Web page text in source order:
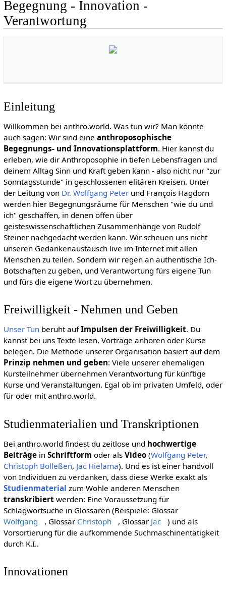
Begegnung - Innovation -
Verantwortung
Einleitung
Willkommen bei anthro.world. Was tun wir? Man könnte
auch sagen: Wir sind eine anthroposophische
Begegnungs- und Innovationsplattform. Hier kannst du
erleben, wie dir Anthroposophie in tiefen Lebensfragen und
deinem Alltag Sinn und Kraft geben kann - also nicht nur "zur
Sonntagsstunde" in geschlossenen elitären Kreisen. Unter
der Leitung von Dr. Wolfgang Peterund François Hagdorn
werden hier Begegnungsräume für Menschen "wie du und
ich" geschaffen, in denen offen über
geisteswissenschaftlichen Zusammenhänge von Rudolf
Steiner nachgedacht werden kann. Wir scheuen uns nicht
unseren Gedankenaustausch live im Internet mit allen
Menschen zu teilen. Sondern wir regen an authentische Ich-
Botschaften zu geben, und Verantwortung fürs eigene Tun
und fürs die eigene Wort zu übernehmen.
Freiwilligkeit - Nehmen und Geben
Unser Tunberuht aufImpulsen der Freiwilligkeit. Du
kannst bei uns Texte lesen, Vorträge anhören oder Kurse
belegen. Die Methode unserer Organisation basiert auf dem
Prinzip nehmen und geben: Viele unserer ehemaligen
Kursteilnehmer übernehmen Verantwortung für künftige
Kurse und Veranstaltungen. Egal ob im privaten Umfeld, oder
für oder mit anthro.world.
Studienmaterialien und Transkriptionen
Bei anthro.world findest du zeitlose und hochwertige
Beiträgein Schriftform oder als Video(Wolfgang Peter,
Christoph Bolleßen, Jac Hielama). Und es ist einer handvoll
von Individuen zu verdanken, dass diese Werke exakt als
Studienmaterial zum Wohle anderen Menschen
transkribiertwerden: Eine Voraussetzung für
Schlagwortsuche in Glossaren (Beispiele: Glossar
Wolfgang
, Glossar Christoph , Glossar Jac
) und als
Vorsortierung für die aufkommende Suchmaschinentätigkeit
durch K.I..
Innovationen